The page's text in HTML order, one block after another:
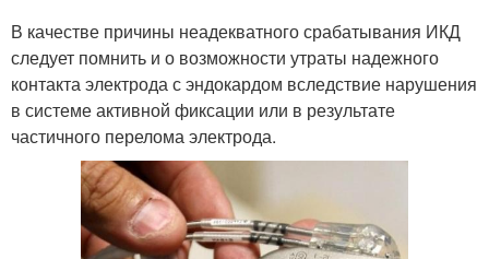
В качестве причины неадекватного срабатывания ИКД
следует помнить и о возможности утраты надежного
контакта электрода с эндокардом вследствие нарушения
в системе активной фиксации или в результате
частичного перелома электрода.